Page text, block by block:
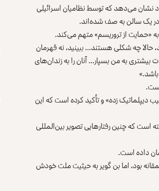
نشان می‌دهد که توسط نظامیان اسرائيلی
یک سالن به صف شده‌اند.
«حمایت از تروریسم» متهم می‌کند.
حالا چه شکلی هستند‌… ببینید، نه قهرمان‌
بیشتری به من بسپار… آنان را به زندان‌های
دیپلماتیک زده» و تأکید کرده است که این
است که چنین رفتارهایی تصویر بین‌المللی
داده است.
بود، اما بن‌ گویر به حیثیت ملت خودش